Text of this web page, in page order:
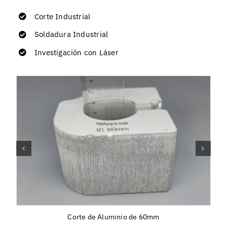
Corte Industrial
Soldadura Industrial
Investigación con Láser
Corte de Acero Inoxidable de 100 mm